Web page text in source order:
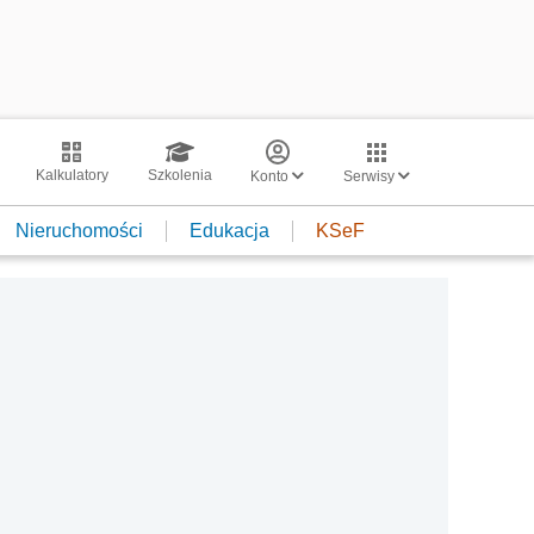
Kalkulatory Szkolenia Konto Serwisy
Nieruchomości Edukacja KSeF